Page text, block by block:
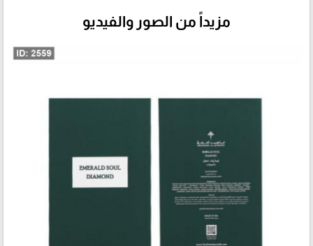
مزيداً من الصور والفيديو